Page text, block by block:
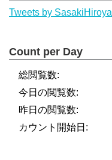
Tweets by SasakiHiroya
Count per Day
総閲覧数:
今日の閲覧数:
昨日の閲覧数:
カウント開始日: